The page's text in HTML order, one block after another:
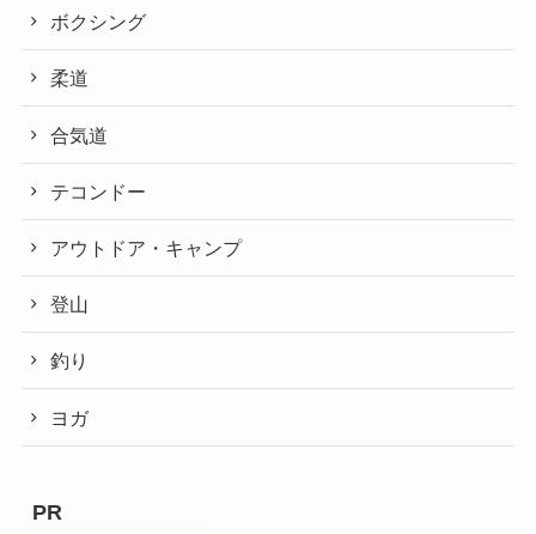
ボクシング
柔道
合気道
テコンドー
アウトドア・キャンプ
登山
釣り
ヨガ
PR